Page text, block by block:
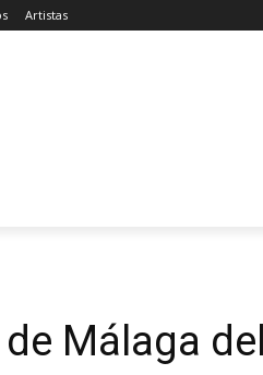
Artistas
Málaga